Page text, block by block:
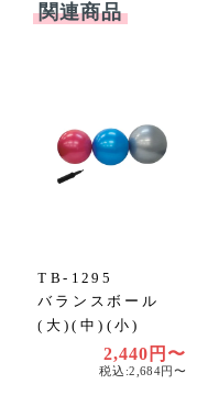
関連商品
TB-1295
バランスボール
(大)(中)(小)
2,440円〜
税込:2,684円〜